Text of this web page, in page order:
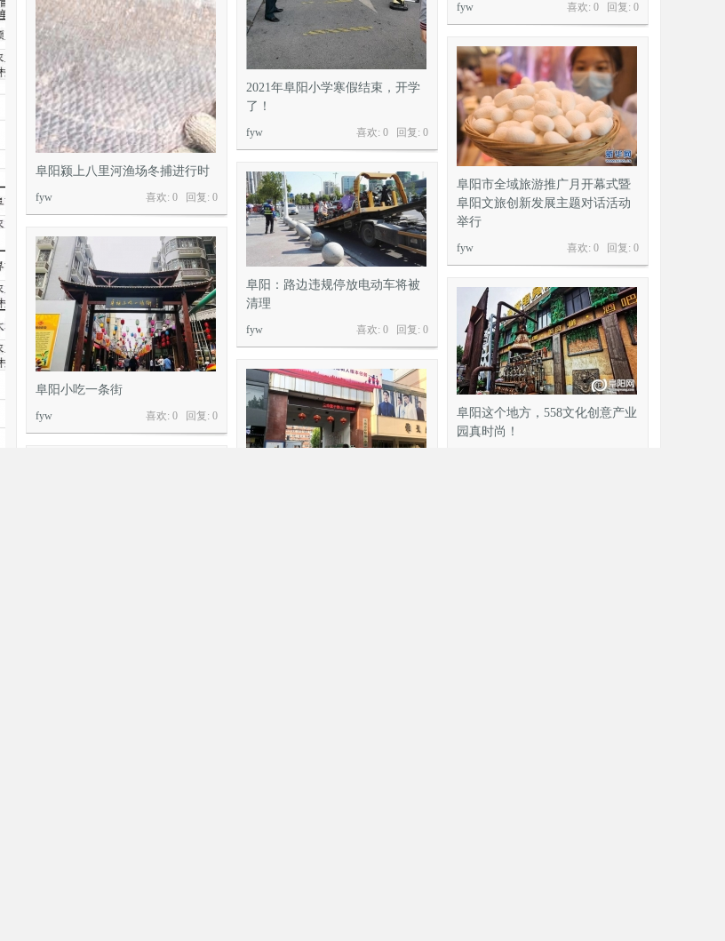
阜阳颍上八里河渔场冬捕进行时
喜欢: 0 回复: 0
fyw
2021年阜阳小学寒假结束，开学
了！
喜欢: 0 回复: 0
fyw
喜欢: 0 回复: 0
fyw
阜阳市全域旅游推广月开幕式暨
阜阳文旅创新发展主题对话活动
举行
喜欢: 0 回复: 0
fyw
阜阳：路边违规停放电动车将被
清理
喜欢: 0 回复: 0
fyw
阜阳小吃一条街
喜欢: 0 回复: 0
fyw
阜阳这个地方，558文化创意产业
园真时尚！